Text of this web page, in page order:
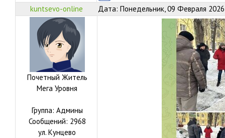
kuntsevo-online Дата: Понедельник, 09 Февраля
Почетный Житель
Мега Уровня
Группа: Админы
Сообщений: 2968
ул. Кунцево